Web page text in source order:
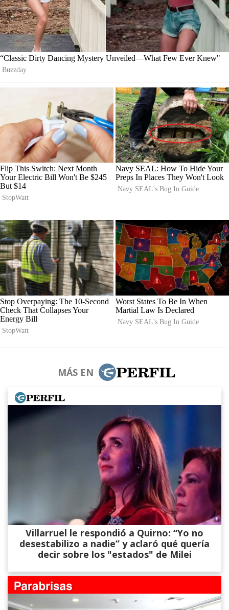
MÁS EN
Villarruel le respondió a Quirno: “Yo no
desestabilizo a nadie” y aclaró qué quería
decir sobre los "estados" de Milei